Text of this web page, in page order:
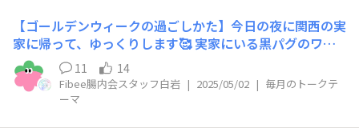
ら大にほぼやけどのように腫れたものは抗生剤でかなり引
きましたが十円玉サイズの水疱はまだ引く気配はありませ
ん。きっと休養しろと言うことだと思い。ゴロゴロするこ
とに決めました
【ゴールデンウィークの過ごしかた】今日の夜に関西の実
家に帰って、ゆっくりします🥰 実家にいる黒パグのワン
ちゃんに会うのも、とても楽しみです💕 あと、万博にも
行ってみようかなぁと思ってます。 みなさまの過ごしか
たや、ここ行ったよ！というお話ぜひ聞かせてください
11 14
Fibee腸内会スタッフ白岩 | 2025/05/02 | 毎月のトークテ
ーマ